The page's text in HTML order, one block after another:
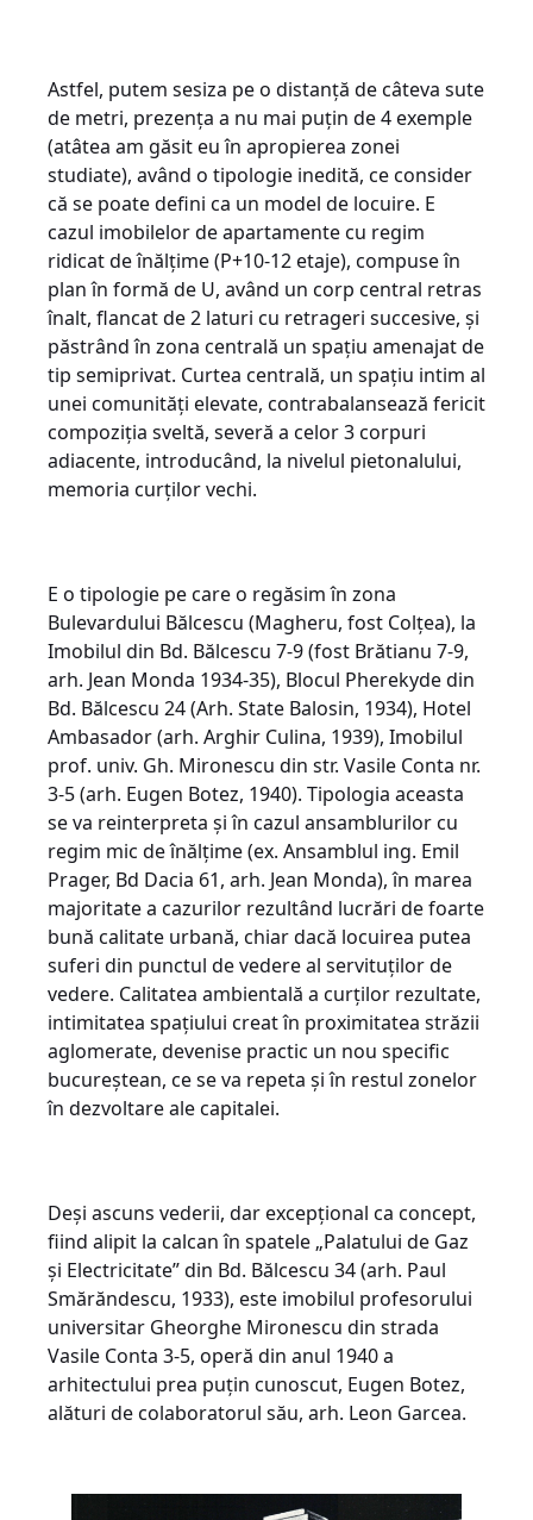
Astfel, putem sesiza pe o distanță de câteva sute
de metri, prezența a nu mai puțin de 4 exemple
(atâtea am găsit eu în apropierea zonei
studiate), având o tipologie inedită, ce consider
că se poate defini ca un model de locuire. E
cazul imobilelor de apartamente cu regim
ridicat de înălțime (P+10-12 etaje), compuse în
plan în formă de U, având un corp central retras
înalt, flancat de 2 laturi cu retrageri succesive, și
păstrând în zona centrală un spațiu amenajat de
tip semiprivat. Curtea centrală, un spațiu intim al
unei comunități elevate, contrabalansează fericit
compoziția sveltă, severă a celor 3 corpuri
adiacente, introducând, la nivelul pietonalului,
memoria curților vechi.
E o tipologie pe care o regăsim în zona
Bulevardului Bălcescu (Magheru, fost Colțea), la
Imobilul din Bd. Bălcescu 7-9 (fost Brătianu 7-9,
arh. Jean Monda 1934-35), Blocul Pherekyde din
Bd. Bălcescu 24 (Arh. State Balosin, 1934), Hotel
Ambasador (arh. Arghir Culina, 1939), Imobilul
prof. univ. Gh. Mironescu din str. Vasile Conta nr.
3-5 (arh. Eugen Botez, 1940). Tipologia aceasta
se va reinterpreta și în cazul ansamblurilor cu
regim mic de înălțime (ex. Ansamblul ing. Emil
Prager, Bd Dacia 61, arh. Jean Monda), în marea
majoritate a cazurilor rezultând lucrări de foarte
bună calitate urbană, chiar dacă locuirea putea
suferi din punctul de vedere al servituților de
vedere. Calitatea ambientală a curților rezultate,
intimitatea spațiului creat în proximitatea străzii
aglomerate, devenise practic un nou specific
bucureștean, ce se va repeta și în restul zonelor
în dezvoltare ale capitalei.
Deși ascuns vederii, dar excepțional ca concept,
fiind alipit la calcan în spatele „Palatului de Gaz
și Electricitate” din Bd. Bălcescu 34 (arh. Paul
Smărăndescu, 1933), este imobilul profesorului
universitar Gheorghe Mironescu din strada
Vasile Conta 3-5, operă din anul 1940 a
arhitectului prea puțin cunoscut, Eugen Botez,
alături de colaboratorul său, arh. Leon Garcea.